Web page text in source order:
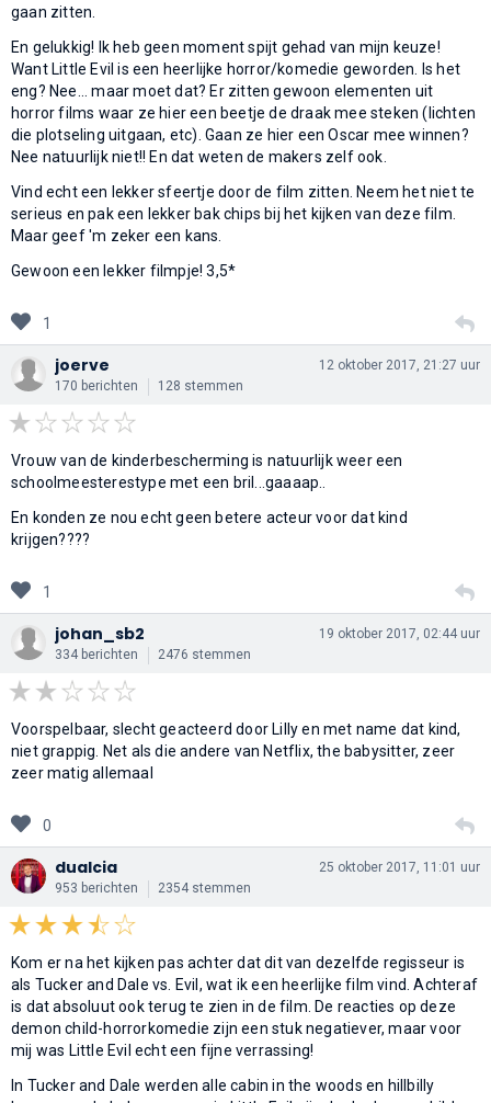
gaan zitten.
En gelukkig! Ik heb geen moment spijt gehad van mijn keuze!
Want Little Evil is een heerlijke horror/komedie geworden. Is het
eng? Nee... maar moet dat? Er zitten gewoon elementen uit
horror films waar ze hier een beetje de draak mee steken (lichten
die plotseling uitgaan, etc). Gaan ze hier een Oscar mee winnen?
Nee natuurlijk niet!! En dat weten de makers zelf ook.
Vind echt een lekker sfeertje door de film zitten. Neem het niet te
serieus en pak een lekker bak chips bij het kijken van deze film.
Maar geef 'm zeker een kans.
Gewoon een lekker filmpje! 3,5*
1
joerve
170 berichten 128 stemmen
12 oktober 2017, 21:27 uur
Vrouw van de kinderbescherming is natuurlijk weer een
schoolmeesterestype met een bril...gaaaap..
En konden ze nou echt geen betere acteur voor dat kind
krijgen????
1
johan_sb2
334 berichten 2476 stemmen
19 oktober 2017, 02:44 uur
Voorspelbaar, slecht geacteerd door Lilly en met name dat kind,
niet grappig. Net als die andere van Netflix, the babysitter, zeer
zeer matig allemaal
0
dualcia
953 berichten 2354 stemmen
25 oktober 2017, 11:01 uur
Kom er na het kijken pas achter dat dit van dezelfde regisseur is
als Tucker and Dale vs. Evil, wat ik een heerlijke film vind. Achteraf
is dat absoluut ook terug te zien in de film. De reacties op deze
demon child-horrorkomedie zijn een stuk negatiever, maar voor
mij was Little Evil echt een fijne verrassing!
In Tucker and Dale werden alle cabin in the woods en hillbilly